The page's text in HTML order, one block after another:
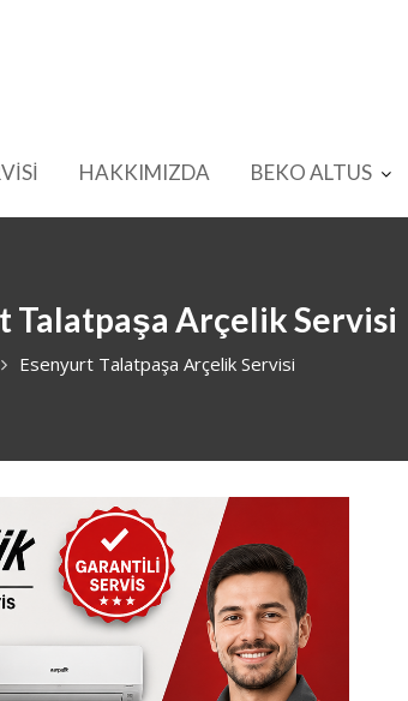
HAKKIMIZDA BEKO ALTUS
Talatpaşa Arçelik Servisi
Esenyurt Talatpaşa Arçelik Servisi